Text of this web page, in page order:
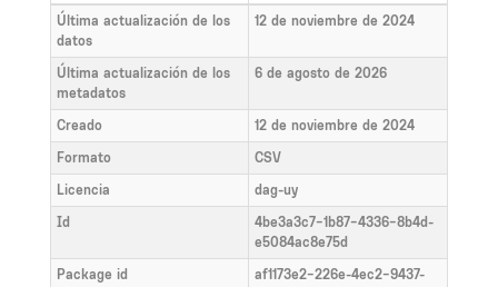
Última actualización de los
datos
12 de noviembre de 2024
Última actualización de los
metadatos
6 de agosto de 2026
Creado
12 de noviembre de 2024
Formato
CSV
Licencia
dag-uy
Id
4be3a3c7-1b87-4336-8b4d-
e5084ac8e75d
Package id
af1173e2-226e-4ec2-9437-